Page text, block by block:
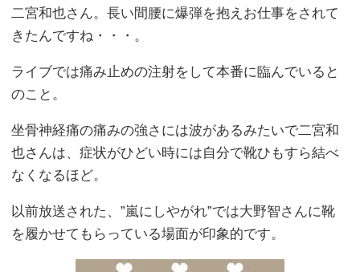
二宮和也さん。長い間腰に爆弾を抱えお仕事をされて
きたんですね・・・。
ライブでは痛み止めの注射をして本番に臨んでいると
のこと。
坐骨神経痛の痛みの強さには波があるみたいで二宮和
也さんは、症状がひどい時には自分で靴ひもすら結べ
なくなるほど。
以前放送された、”嵐にしやがれ”では大野智さんに靴
を履かせてもらっている場面が印象的です。